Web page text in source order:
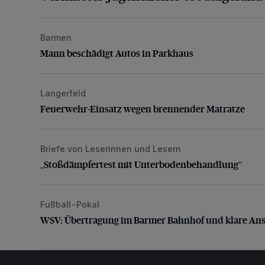
Mann beschädigt Autos in Parkhaus
Barmen
Mann beschädigt Autos in Parkhaus
Feuerwehr-Einsatz wegen brennender Matratze
Langerfeld
Feuerwehr-Einsatz wegen brennender Matratze
„Stoßdämpfertest mit Unterbodenbehandlung“
Briefe von Leserinnen und Lesern
„Stoßdämpfertest mit Unterbodenbehandlung“
WSV: Übertragung im Barmer Bahnhof und klare
Fußball-Pokal
WSV: Übertragung im Barmer Bahnhof und klare